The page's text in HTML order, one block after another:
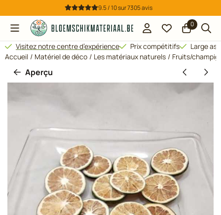
Préférences de cookies disponibles. Choisissez les
9.5 / 10sur7305avis
0
Visitez notre centre d’expérience Prix compétitifs
Large
Accueil / Matériel de déco / Les matériaux naturels / Fruits/
Aperçu